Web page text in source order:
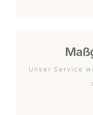
Unser Service